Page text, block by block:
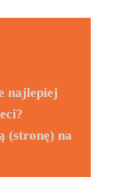
najlepiej
(stronę) na